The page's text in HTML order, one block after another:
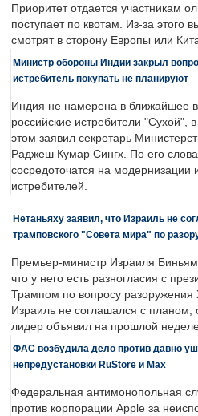
Приоритет отдается участникам
поступает по квотам. Из-за этого
смотрят в сторону Европы или
Министр обороны Индии закрыл
истребитель покупать не планируют
Индия не намерена в ближайшее
российские истребители "Сухой",
этом заявил секретарь
Раджеш Кумар Сингх. По его
сосредоточатся на
истребителей.
Нетаньяху заявил, что Израиль не
трамповского "Совета мира" по
Премьер-министр Израиля
что у него есть разногласия с
Трампом по вопросу
Израиль не соглашался с планом,
лидер объявил на прошлой
ФАС возбудила дело против давно
непредустановки RuStore и Max
Федеральная антимонопольная
против корпорации Apple за